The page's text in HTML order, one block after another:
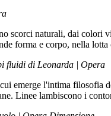
scorci naturali, dai colori
forma e corpo, nella
fluidi di Leonarda | Opera
emerge l'intima filosofia
Linee lambiscono i